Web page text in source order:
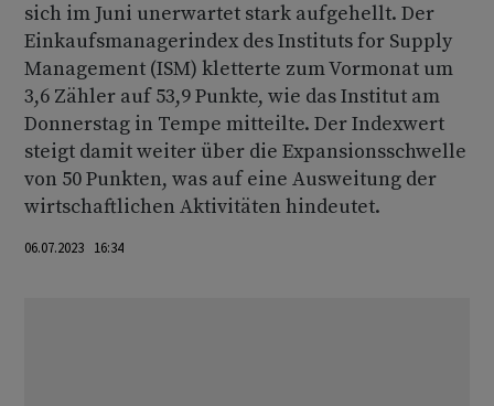
sich im Juni unerwartet stark aufgehellt. Der
Einkaufsmanagerindex des Instituts for Supply
Management (ISM) kletterte zum Vormonat um
3,6 Zähler auf 53,9 Punkte, wie das Institut am
Donnerstag in Tempe mitteilte. Der Indexwert
steigt damit weiter über die Expansionsschwelle
von 50 Punkten, was auf eine Ausweitung der
wirtschaftlichen Aktivitäten hindeutet.
06.07.2023 16:34